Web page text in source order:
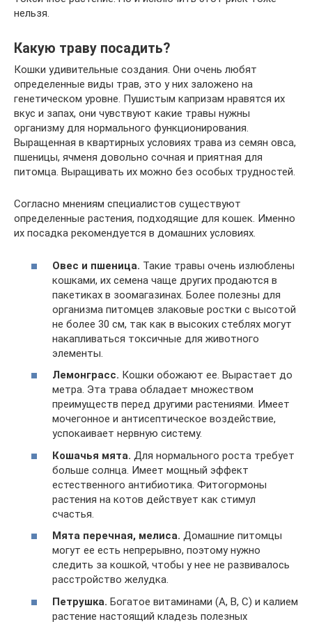
нельзя.
Какую траву посадить?
Кошки удивительные создания. Они очень любят
определенные виды трав, это у них заложено на
генетическом уровне. Пушистым капризам нравятся их
вкус и запах, они чувствуют какие травы нужны
организму для нормального функционирования.
Выращенная в квартирных условиях трава из семян овса,
пшеницы, ячменя довольно сочная и приятная для
питомца. Выращивать их можно без особых трудностей.
Согласно мнениям специалистов существуют
определенные растения, подходящие для кошек. Именно
их посадка рекомендуется в домашних условиях.
Овес и пшеница. Такие травы очень излюблены
кошками, их семена чаще других продаются в
пакетиках в зоомагазинах. Более полезны для
организма питомцев злаковые ростки с высотой
не более 30 см, так как в высоких стеблях могут
накапливаться токсичные для животного
элементы.
Лемонграсс. Кошки обожают ее. Вырастает до
метра. Эта трава обладает множеством
преимуществ перед другими растениями. Имеет
мочегонное и антисептическое воздействие,
успокаивает нервную систему.
Кошачья мята. Для нормального роста требует
больше солнца. Имеет мощный эффект
естественного антибиотика. Фитогормоны
растения на котов действует как стимул
счастья.
Мята перечная, мелиса. Домашние питомцы
могут ее есть непрерывно, поэтому нужно
следить за кошкой, чтобы у нее не развивалось
расстройство желудка.
Петрушка. Богатое витаминами (А, В, С) и калием
растение настоящий кладезь полезных